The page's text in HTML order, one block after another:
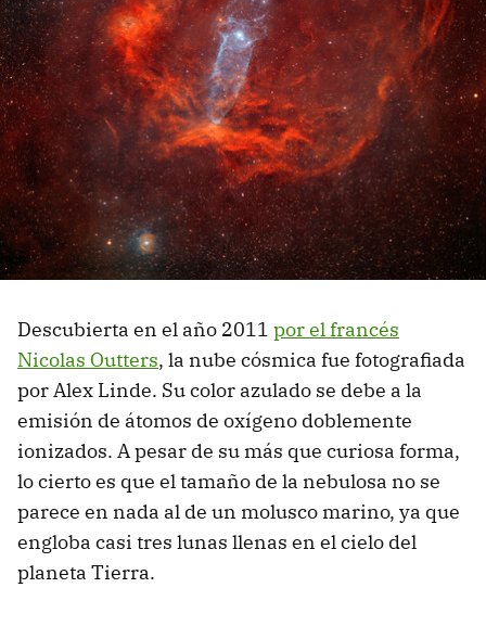
Descubierta en el año 2011 por el francés
Nicolas Outters, la nube cósmica fue fotografiada
por Alex Linde. Su color azulado se debe a la
emisión de átomos de oxígeno doblemente
ionizados. A pesar de su más que curiosa forma,
lo cierto es que el tamaño de la nebulosa no se
parece en nada al de un molusco marino, ya que
engloba casi tres lunas llenas en el cielo del
planeta Tierra.